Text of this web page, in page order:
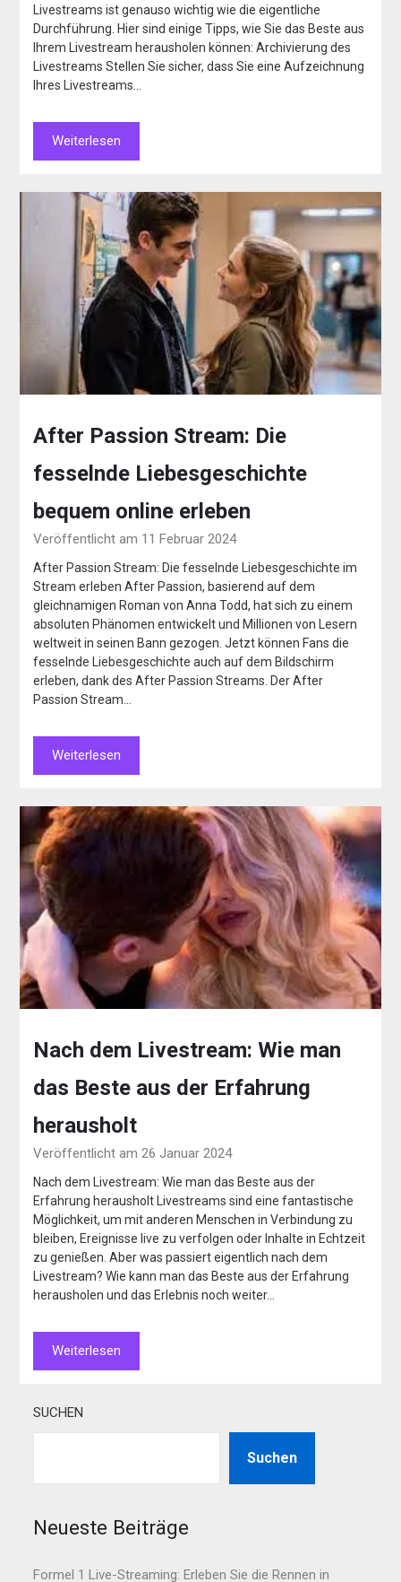
Livestreams ist genauso wichtig wie die eigentliche
Durchführung. Hier sind einige Tipps, wie Sie das Beste aus
Ihrem Livestream herausholen können: Archivierung des
Livestreams Stellen Sie sicher, dass Sie eine Aufzeichnung
Ihres Livestreams…
Weiterlesen
After Passion Stream: Die
fesselnde Liebesgeschichte
bequem online erleben
Veröffentlicht am 11 Februar 2024
After Passion Stream: Die fesselnde Liebesgeschichte im
Stream erleben After Passion, basierend auf dem
gleichnamigen Roman von Anna Todd, hat sich zu einem
absoluten Phänomen entwickelt und Millionen von Lesern
weltweit in seinen Bann gezogen. Jetzt können Fans die
fesselnde Liebesgeschichte auch auf dem Bildschirm
erleben, dank des After Passion Streams. Der After
Passion Stream…
Weiterlesen
Nach dem Livestream: Wie man
das Beste aus der Erfahrung
herausholt
Veröffentlicht am 26 Januar 2024
Nach dem Livestream: Wie man das Beste aus der
Erfahrung herausholt Livestreams sind eine fantastische
Möglichkeit, um mit anderen Menschen in Verbindung zu
bleiben, Ereignisse live zu verfolgen oder Inhalte in Echtzeit
zu genießen. Aber was passiert eigentlich nach dem
Livestream? Wie kann man das Beste aus der Erfahrung
herausholen und das Erlebnis noch weiter…
Weiterlesen
SUCHEN
Suchen
Neueste Beiträge
Formel 1 Live-Streaming: Erleben Sie die Rennen in